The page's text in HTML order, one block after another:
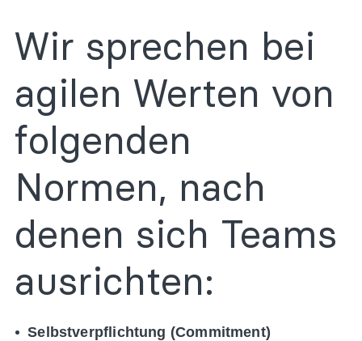
Beratung
Agile Organisationsentwicklung
Agile Teams
Agile Führung
Transformation Coach
Strategieberatung
Wissen
Blog
Bücher/Publikationen
Agile Methoden
Wir sprechen bei
agilen Werten von
folgenden
Normen, nach
denen sich Teams
ausrichten:
Selbstverpflichtung (Commitment)